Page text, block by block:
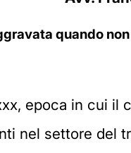
quando
epoca in cui
nel settore del